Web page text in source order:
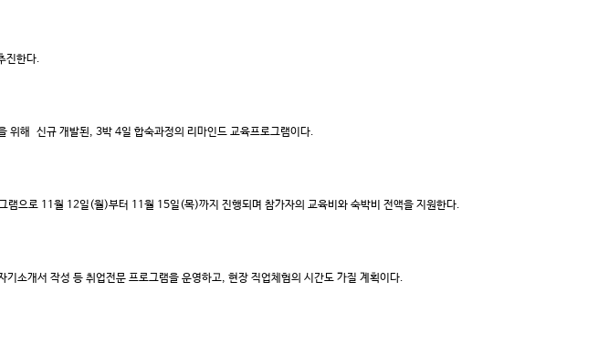
진한다.
위해 신규 개발된, 3박 4일 합숙과정의 리마인드 교육프로그램이다.
으로 11월 12일(월)부터 11월 15일(목)까지 진행되며 참가자의 교육비와 숙박비 전액을 지원한다.
개서 작성 등 취업전문 프로그램을 운영하고, 현장 직업체험의 시간도 가질 계획이다.